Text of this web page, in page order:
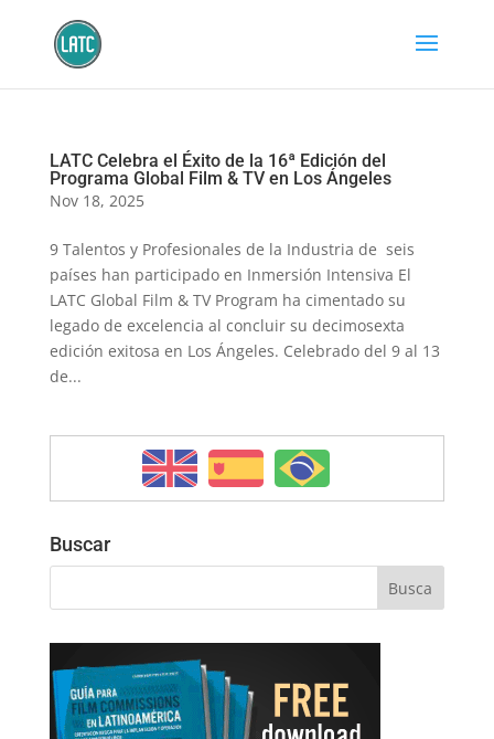
LATC Celebra el Éxito de la 16ª Edición del
Programa Global Film & TV en Los Ángeles
Nov 18, 2025
9 Talentos y Profesionales de la Industria de seis
países han participado en Inmersión Intensiva El
LATC Global Film & TV Program ha cimentado su
legado de excelencia al concluir su decimosexta
edición exitosa en Los Ángeles. Celebrado del 9 al 13
de...
Buscar